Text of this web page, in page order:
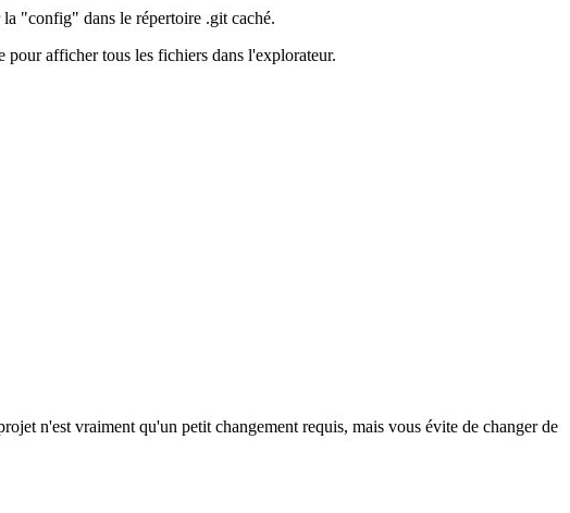
"config" dans le répertoire .git caché.
afficher tous les fichiers dans l'explorateur.
n'est vraiment qu'un petit changement requis, mais vous évite de changer de